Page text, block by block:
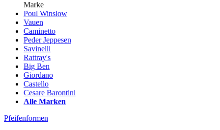
Marke
Poul Winslow
Vauen
Caminetto
Peder Jeppesen
Savinelli
Rattray's
Big Ben
Giordano
Castello
Cesare Barontini
Alle Marken
Pfeifenformen